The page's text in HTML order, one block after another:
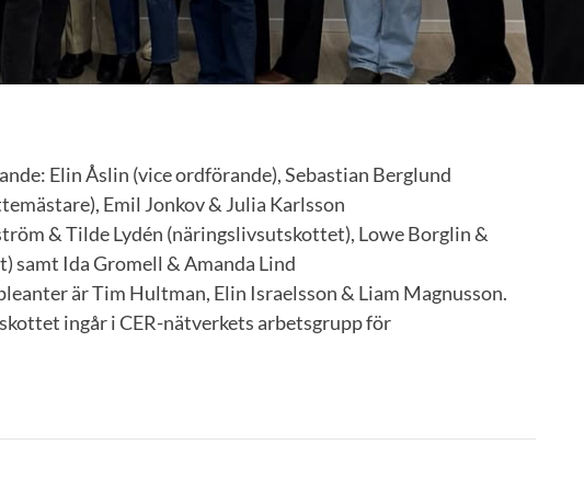
Elin Åslin (vice ordförande), Sebastian Berglund
Emil Jonkov & Julia Karlsson
& Tilde Lydén (näringslivsutskottet), Lowe Borglin &
samt Ida Gromell & Amanda Lind
är Tim Hultman, Elin Israelsson & Liam Magnusson.
ingår i CER-nätverkets arbetsgrupp för